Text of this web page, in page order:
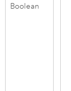
Boolean